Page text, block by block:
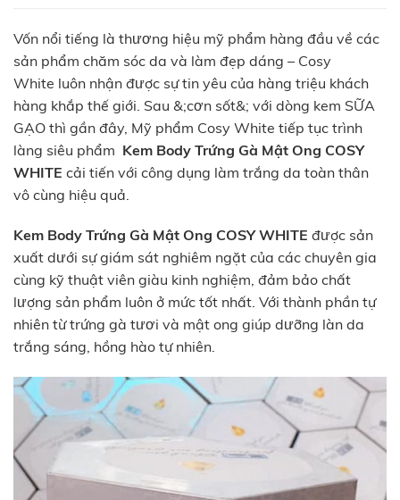
Vốn nổi tiếng là thương hiệu mỹ phẩm hàng đầu về các
sản phẩm chăm sóc da và làm đẹp dáng – Cosy
White luôn nhận được sự tin yêu của hàng triệu khách
hàng khắp thế giới. Sau &;cơn sốt&; với dòng kem SỮA
GẠO thì gần đây, Mỹ phẩm Cosy White tiếp tục trình
làng siêu phẩm Kem Body Trứng Gà Mật Ong COSY
WHITE cải tiến với công dụng làm trắng da toàn thân
vô cùng hiệu quả.
Kem Body Trứng Gà Mật Ong COSY WHITE được sản
xuất dưới sự giám sát nghiêm ngặt của các chuyên gia
cùng kỹ thuật viên giàu kinh nghiệm, đảm bảo chất
lượng sản phẩm luôn ở mức tốt nhất. Với thành phần tự
nhiên từ trứng gà tươi và mật ong giúp dưỡng làn da
trắng sáng, hồng hào tự nhiên.